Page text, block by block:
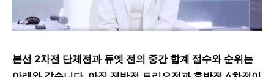
본선 2차전 단체전과 듀엣 전의 중간 합계 점수와 순위는